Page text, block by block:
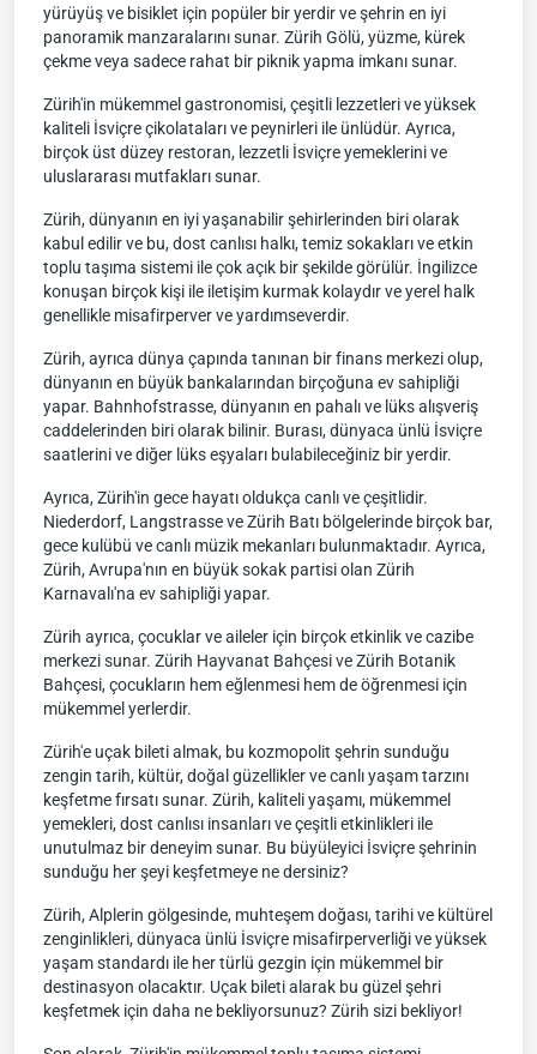
yürüyüş ve bisiklet için popüler bir yerdir ve şehrin en iyi
panoramik manzaralarını sunar. Zürih Gölü, yüzme, kürek
çekme veya sadece rahat bir piknik yapma imkanı sunar.
Zürih'in mükemmel gastronomisi, çeşitli lezzetleri ve yüksek
kaliteli İsviçre çikolataları ve peynirleri ile ünlüdür. Ayrıca,
birçok üst düzey restoran, lezzetli İsviçre yemeklerini ve
uluslararası mutfakları sunar.
Zürih, dünyanın en iyi yaşanabilir şehirlerinden biri olarak
kabul edilir ve bu, dost canlısı halkı, temiz sokakları ve etkin
toplu taşıma sistemi ile çok açık bir şekilde görülür. İngilizce
konuşan birçok kişi ile iletişim kurmak kolaydır ve yerel halk
genellikle misafirperver ve yardımseverdir.
Zürih, ayrıca dünya çapında tanınan bir finans merkezi olup,
dünyanın en büyük bankalarından birçoğuna ev sahipliği
yapar. Bahnhofstrasse, dünyanın en pahalı ve lüks alışveriş
caddelerinden biri olarak bilinir. Burası, dünyaca ünlü İsviçre
saatlerini ve diğer lüks eşyaları bulabileceğiniz bir yerdir.
Ayrıca, Zürih'in gece hayatı oldukça canlı ve çeşitlidir.
Niederdorf, Langstrasse ve Zürih Batı bölgelerinde birçok bar,
gece kulübü ve canlı müzik mekanları bulunmaktadır. Ayrıca,
Zürih, Avrupa'nın en büyük sokak partisi olan Zürih
Karnavalı'na ev sahipliği yapar.
Zürih ayrıca, çocuklar ve aileler için birçok etkinlik ve cazibe
merkezi sunar. Zürih Hayvanat Bahçesi ve Zürih Botanik
Bahçesi, çocukların hem eğlenmesi hem de öğrenmesi için
mükemmel yerlerdir.
Zürih'e uçak bileti almak, bu kozmopolit şehrin sunduğu
zengin tarih, kültür, doğal güzellikler ve canlı yaşam tarzını
keşfetme fırsatı sunar. Zürih, kaliteli yaşamı, mükemmel
yemekleri, dost canlısı insanları ve çeşitli etkinlikleri ile
unutulmaz bir deneyim sunar. Bu büyüleyici İsviçre şehrinin
sunduğu her şeyi keşfetmeye ne dersiniz?
Zürih, Alplerin gölgesinde, muhteşem doğası, tarihi ve kültürel
zenginlikleri, dünyaca ünlü İsviçre misafirperverliği ve yüksek
yaşam standardı ile her türlü gezgin için mükemmel bir
destinasyon olacaktır. Uçak bileti alarak bu güzel şehri
keşfetmek için daha ne bekliyorsunuz? Zürih sizi bekliyor!